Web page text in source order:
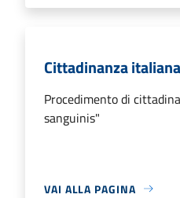
Cittadinanza
Procedimento di
sanguinis"
VAI ALLA PAGINA